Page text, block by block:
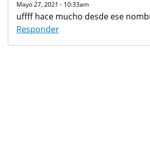
Mayo 27, 2021 - 10:33am
uffff hace mucho desde ese
Responder